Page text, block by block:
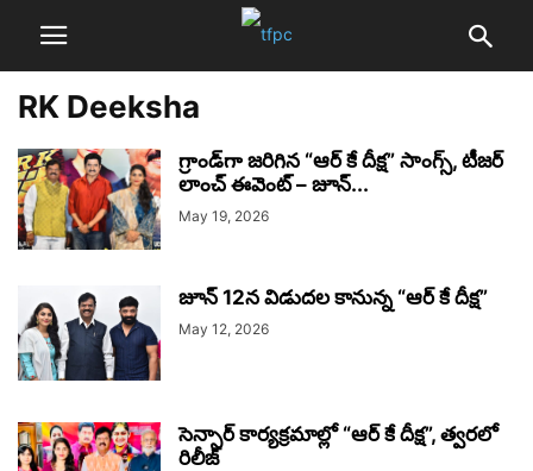
RK Deeksha
గ్రాండ్‌గా జరిగిన “ఆర్ కే దీక్ష” సాంగ్స్, టీజర్
లాంచ్ ఈవెంట్ – జూన్...
May 19, 2026
జూన్ 12న విడుదల కానున్న “ఆర్ కే దీక్ష”
May 12, 2026
సెన్సార్ కార్యక్రమాల్లో “ఆర్ కే దీక్ష”, త్వరలో
రిలీజ్